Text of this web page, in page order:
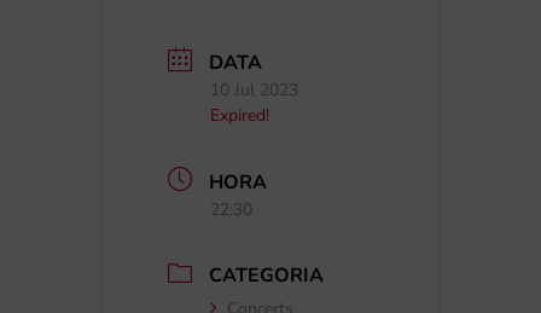
DATA
10 Jul 2023
Expired!
HORA
22:30
CATEGORIA